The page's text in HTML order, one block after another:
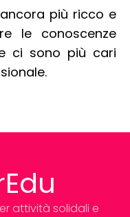
più ricco e
le conoscenze
ci sono più cari
attività solidali e